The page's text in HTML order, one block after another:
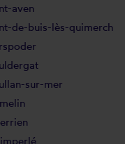
aven
de-buis-lès-quimerch
sur-mer